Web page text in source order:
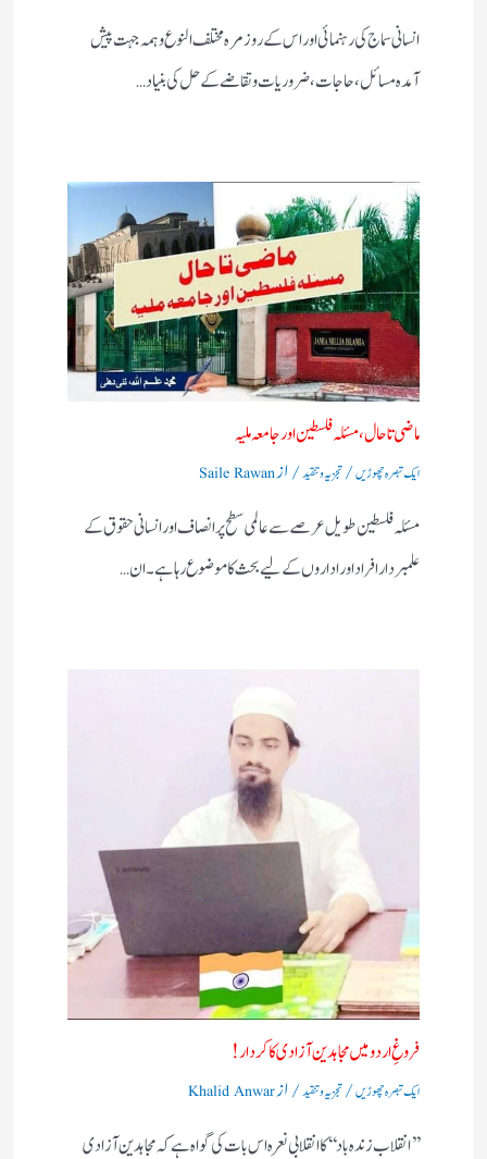
انسانی سماج کی رہنمائی اور اس کے روز مرہ مختلف النوع وہمہ جہت پیش
آمدہ مسائل ، حاجات ، ضروریات وتقاضے کے حل کی بنیاد…
ماضی تا حال، مسئلہ فلسطین اور جامعہ ملیہ
ایک تبصرہ چھوڑیں/تجزیہ و تنقید/ ازSaile Rawan
مسئلہ فلسطین طویل عرصے سے عالمی سطح پر انصاف اور انسانی حقوق کے
علمبردار افراد اور اداروں کے لیے بحث کا موضوع رہا ہے۔ ان…
فروغِ اردو میں مجاہدین آزادی کا کردار!
ایک تبصرہ چھوڑیں/تجزیہ و تنقید/ ازKhalid Anwar
’’انقلاب زندہ باد‘‘کا انقلابی نعرہ اس بات کی گواہ ہے کہ مجاہدین آزادی